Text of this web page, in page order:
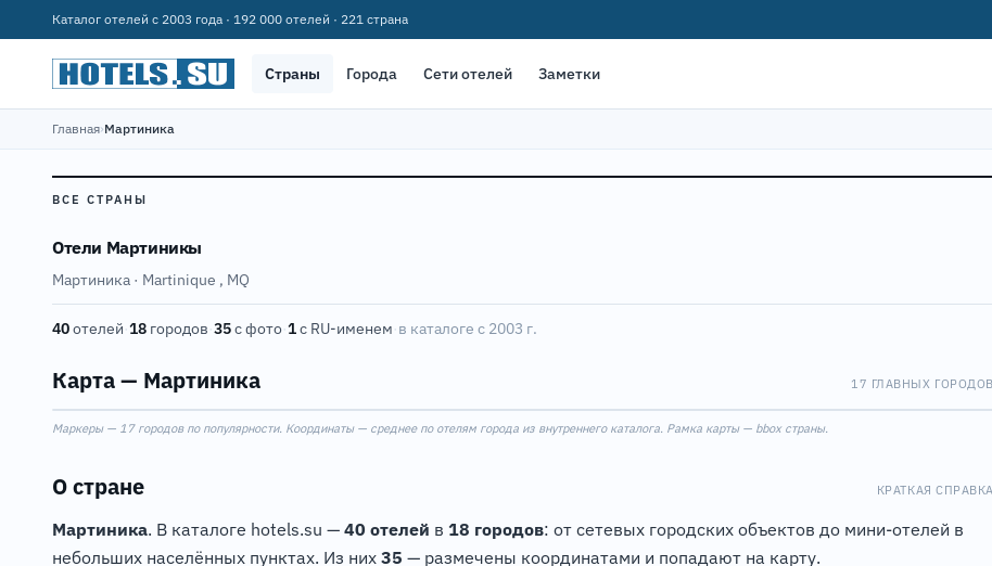
Каталог отелей с 2003 года · 192 000 отелей · 221 страна
Страны Города Сети отелей Заметки
Главная›Мартиника
ВСЕ СТРАНЫ
Отели Мартиникы
Мартиника · Martinique , MQ
40отелей·18 городов·35с фото·1с RU-именем·в каталоге с 2003 г.
Карта — Мартиника 17 ГЛАВНЫХ ГОРОДОВ
6
13
16
+
Маркеры — 17 городов по популярности. Координаты — среднее по отелям города из внутреннего каталога. Рамка карты — bbox страны.
О стране КРАТКАЯ СПРАВКА
Мартиника. В каталоге hotels.su — 40 отелей в 18 городов: от сетевых городских объектов до мини-отелей в
небольших населённых пунктах. Из них 35 — размечены координатами и попадают на карту.